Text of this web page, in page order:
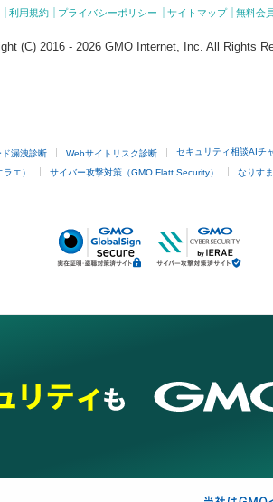
利用規約 プライバシーポリシー サイトマップ 無料会
(C) 2016 - 2026 GMO Internet, Inc. All Rights
漏洩診断 Webサイトリスク診断 セキュリティ相談AIチ
エ） サイバー攻撃対策（GMO Flatt Security） なりす